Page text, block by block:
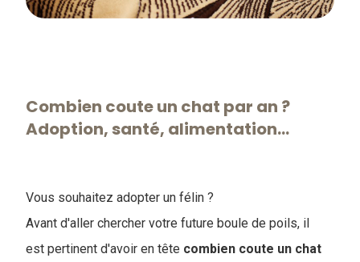
Combien coute un chat par an ?
Adoption, santé, alimentation...
Vous souhaitez adopter un félin ?
Avant d'aller chercher votre future boule de poils, il
est pertinent d'avoir en tête combien coute un chat